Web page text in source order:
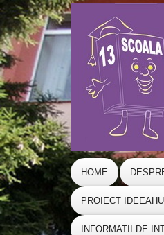
HOME
PROIECT
INFORMATII DE